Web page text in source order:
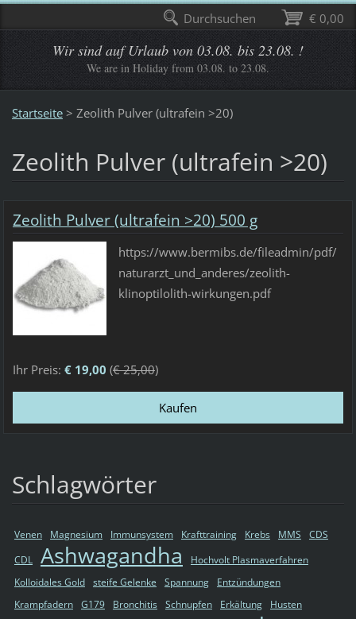
Wir sind auf Urlaub von 03.08. bis 23.08. !
We are in Holiday from 03.08. to 23.08.
Startseite > Zeolith Pulver (ultrafein >20)
Zeolith Pulver (ultrafein >20)
Zeolith Pulver (ultrafein >20) 500 g
https://www.bermibs.de/fileadmin/pdf/
naturarzt_und_anderes/zeolith-
klinoptilolith-wirkungen.pdf
Ihr Preis: € 19,00 (€ 25,00)
Schlagwörter
Venen Magnesium Immunsystem Krafttraining Krebs MMS
CDS
CDL Ashwagandha
Hochvolt Plasmaverfahren
Kolloidales Gold steife Gelenke Spannung
Entzündungen
Krampfadern G179 Bronchitis Schnupfen Erkältung
Husten
€ 0,00
Durchsuchen